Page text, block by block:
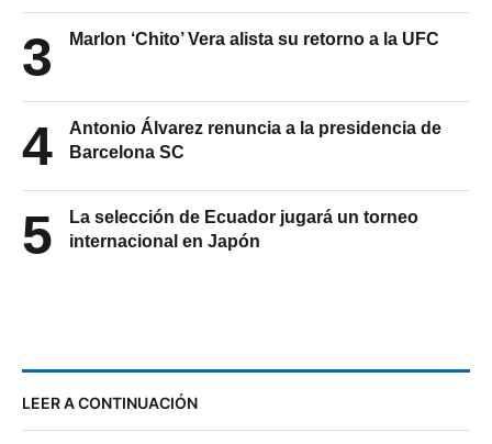
3 Marlon ‘Chito’ Vera alista su retorno a la UFC
4
Antonio Álvarez renuncia a la presidencia de
Barcelona SC
5
La selección de Ecuador jugará un torneo
internacional en Japón
LEER A CONTINUACIÓN